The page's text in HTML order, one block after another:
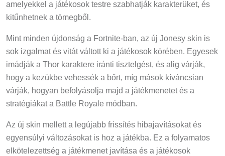
kitűnhetnek a tömegből.
Mint minden újdonság a Fortnite-ban, az új Jonesy skin is
sok izgalmat és vitát váltott ki a játékosok körében. Egyesek
imádják a Thor karaktere iránti tisztelgést, és alig várják,
hogy a kezükbe vehessék a bőrt, míg mások kíváncsian
várják, hogyan befolyásolja majd a játékmenetet és a
stratégiákat a Battle Royale módban.
Az új skin mellett a legújabb frissítés hibajavításokat és
egyensúlyi változásokat is hoz a játékba. Ez a folyamatos
elkötelezettség a játékmenet javítása és a játékosok